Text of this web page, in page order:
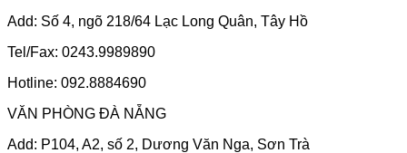
Add: Số 4, ngõ 218/64 Lạc Long Quân, Tây Hồ
Tel/Fax: 0243.9989890
Hotline: 092.8884690
VĂN PHÒNG ĐÀ NẴNG
Add: P104, A2, số 2, Dương Văn Nga, Sơn Trà